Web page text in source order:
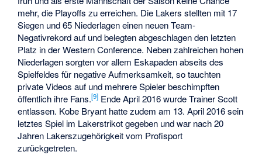
mehr, die Playoffs zu erreichen. Die Lakers stellten mit 17
Siegen und 65 Niederlagen einen neuen Team-
Negativrekord auf und belegten abgeschlagen den letzten
Platz in der Western Conference. Neben zahlreichen hohen
Niederlagen sorgten vor allem Eskapaden abseits des
Spielfeldes für negative Aufmerksamkeit, so tauchten
private Videos auf und mehrere Spieler beschimpften
öffentlich ihre Fans.[9] Ende April 2016 wurde Trainer Scott
entlassen. Kobe Bryant hatte zudem am 13. April 2016 sein
letztes Spiel im Lakerstrikot gegeben und war nach 20
Jahren Lakerszugehörigkeit vom Profisport
zurückgetreten.